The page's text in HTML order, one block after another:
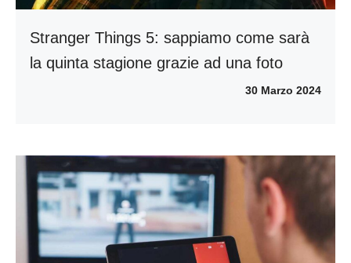
Stranger Things 5: sappiamo come sarà
la quinta stagione grazie ad una foto
30 Marzo 2024